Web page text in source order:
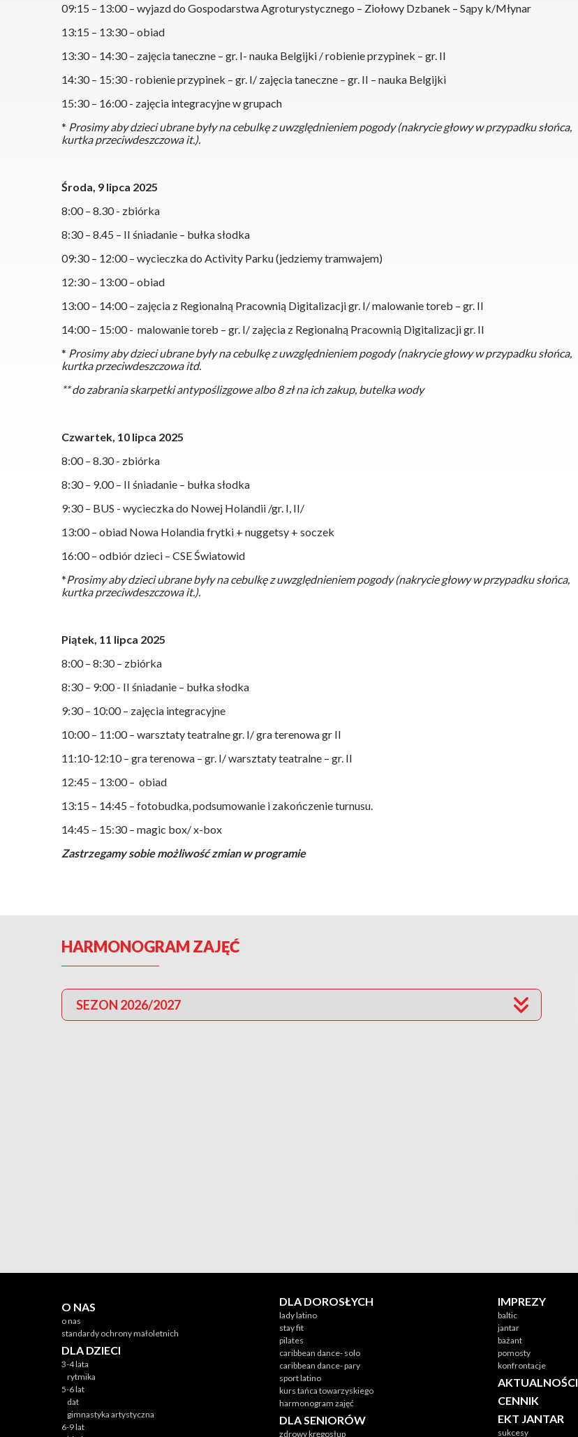
09:15 – 13:00 – wyjazd do Gospodarstwa Agroturystycznego – Ziołowy Dzbanek – Sąpy k/Młynar
13:15 – 13:30 – obiad
13:30 – 14:30 – zajęcia taneczne – gr. I- nauka Belgijki / robienie przypinek – gr. II
14:30 – 15:30 - robienie przypinek – gr. I/ zajęcia taneczne – gr. II – nauka Belgijki
15:30 – 16:00 - zajęcia integracyjne w grupach
* Prosimy aby dzieci ubrane były na cebulkę z uwzględnieniem pogody (nakrycie głowy w przypadku słońca,
kurtka przeciwdeszczowa it.).
Środa, 9 lipca 2025
8:00 – 8.30 - zbiórka
8:30 – 8.45 – II śniadanie – bułka słodka
09:30 – 12:00 – wycieczka do Activity Parku (jedziemy tramwajem)
12:30 – 13:00 – obiad
13:00 – 14:00 – zajęcia z Regionalną Pracownią Digitalizacji gr. I/ malowanie toreb – gr. II
14:00 – 15:00 - malowanie toreb – gr. I/ zajęcia z Regionalną Pracownią Digitalizacji gr. II
* Prosimy aby dzieci ubrane były na cebulkę z uwzględnieniem pogody (nakrycie głowy w przypadku słońca,
kurtka przeciwdeszczowa itd.
** do zabrania skarpetki antypoślizgowe albo 8 zł na ich zakup, butelka wody
Czwartek, 10 lipca 2025
8:00 – 8.30 - zbiórka
8:30 – 9.00 – II śniadanie – bułka słodka
9:30 – BUS - wycieczka do Nowej Holandii /gr. I, II/
13:00 – obiad Nowa Holandia frytki + nuggetsy + soczek
16:00 – odbiór dzieci – CSE Światowid
*Prosimy aby dzieci ubrane były na cebulkę z uwzględnieniem pogody (nakrycie głowy w przypadku słońca,
kurtka przeciwdeszczowa it.).
Piątek, 11 lipca 2025
8:00 – 8:30 – zbiórka
8:30 – 9:00 - II śniadanie – bułka słodka
9:30 – 10:00 – zajęcia integracyjne
10:00 – 11:00 – warsztaty teatralne gr. I/ gra terenowa gr II
11:10-12:10 – gra terenowa – gr. I/ warsztaty teatralne – gr. II
12:45 – 13:00 – obiad
13:15 – 14:45 – fotobudka, podsumowanie i zakończenie turnusu.
14:45 – 15:30 – magic box/ x-box
Zastrzegamy sobie możliwość zmian w programie
HARMONOGRAM ZAJĘĆ
SEZON 2026/2027
O NAS
o nas
standardy ochrony małoletnich
DLA DZIECI
3-4 lata
rytmika
5-6 lat
dat
gimnastyka artystyczna
6-9 lat
DLA DOROSŁYCH
lady latino
stay fit
pilates
caribbean dance- solo
caribbean dance- pary
sport latino
kurs tańca towarzyskiego
harmonogram zajęć
DLA SENIORÓW
zdrowy kręgosłup
IMPREZY
baltic
jantar
bażant
pomosty
konfrontacje
AKTUALNOŚCI
CENNIK
EKT JANTAR
sukcesy